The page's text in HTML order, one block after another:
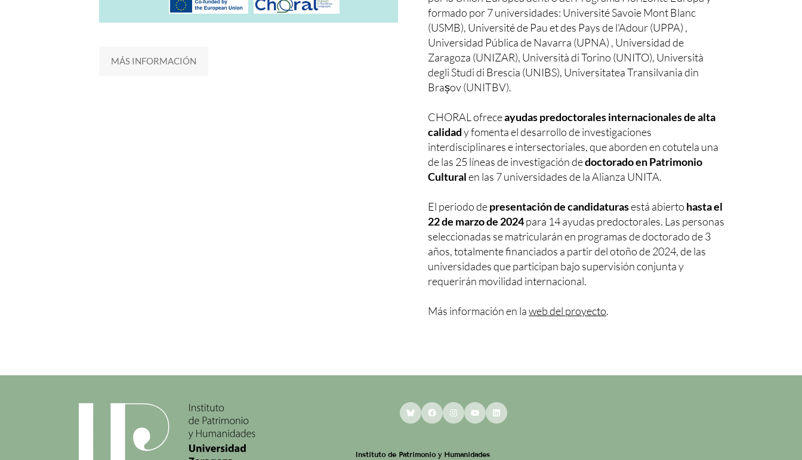
MÁS INFORMACIÓN
formado por 7 universidades: Université Savoie Mont Blanc
(USMB), Université de Pau et des Pays de l'Adour (UPPA) ,
Universidad Pública de Navarra (UPNA) , Universidad de
Zaragoza (UNIZAR), Università di Torino (UNITO), Università
degli Studi di Brescia (UNIBS), Universitatea Transilvania din
Brașov (UNITBV).
CHORAL ofreceayudas predoctorales internacionales de alta
calidady fomenta el desarrollo de investigaciones
interdisciplinares e intersectoriales, que aborden en cotutela una
de las 25 líneas de investigación dedoctorado en Patrimonio
Culturalen las 7 universidades de la Alianza UNITA.
El periodo depresentación de candidaturasestá abierto hasta el
22 de marzo de 2024para 14 ayudas predoctorales. Las personas
seleccionadas se matricularán en programas de doctorado de 3
años, totalmente financiados a partir del otoño de 2024, de las
universidades que participan bajo supervisión conjunta y
requerirán movilidad internacional.
Más información en laweb del proyecto.
BlueskyFacebookInstagram
YouTubeLinkedIn
Instituto de Patrimonio y Humanidades